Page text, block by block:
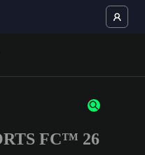
oder Ziffern ein
FC™ 26